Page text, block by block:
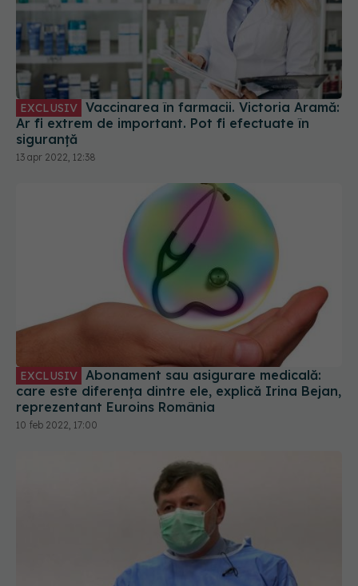
EXCLUSIV
Ar fi extrem de important. Pot fi efectuate în
siguranță
13 apr 2022, 12:38
EXCLUSIV
care este diferența dintre ele, explică Irina Bejan,
reprezentant Euroins România
10 feb 2022, 17:00